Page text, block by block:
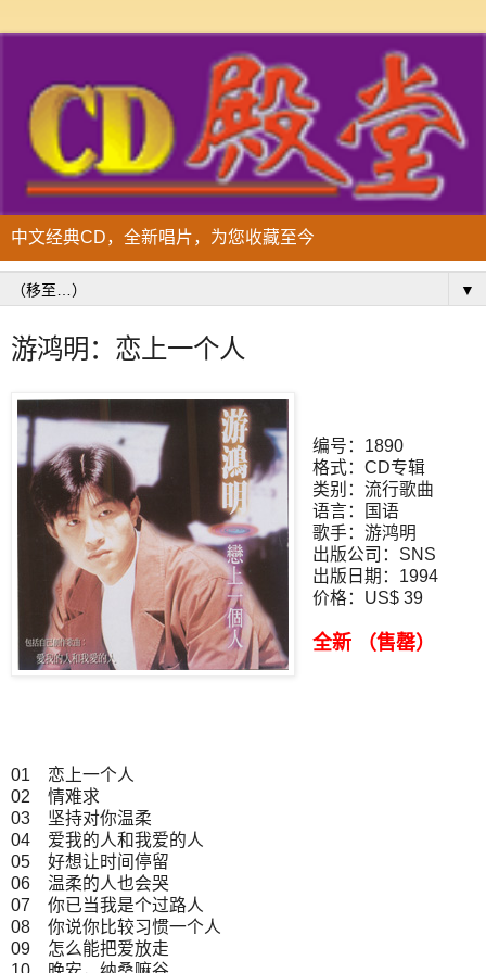
中文经典CD，全新唱片，为您收藏至今
▼
游鸿明：恋上一个人
编号：1890
格式：CD专辑
类别：流行歌曲
语言：国语
歌手：游鸿明
出版公司：SNS
出版日期：1994
价格：US$ 39
全新 （售罄）
01 恋上一个人
02 情难求
03 坚持对你温柔
04 爱我的人和我爱的人
05 好想让时间停留
06 温柔的人也会哭
07 你已当我是个过路人
08 你说你比较习惯一个人
09 怎么能把爱放走